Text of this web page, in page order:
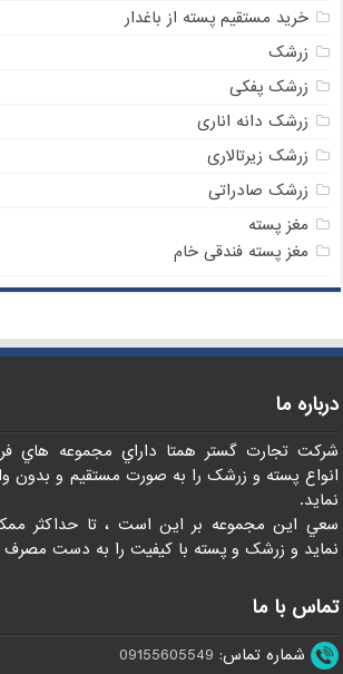
خرید مستقیم پسته از باغدار
زرشک
زرشک پفکی
زرشک دانه اناری
زرشک زیرتالاری
زرشک صادراتی
مغز پسته
مغز پسته فندقی خام
درباره ما
شرکت تجارت گستر همتا داراي مجموعه هاي
انواع پسته و زرشک را به صورت مستقيم و بدون
نمايد.
سعي اين مجموعه بر اين است ، تا حداکثر
نمايد و زرشک و پسته با کيفيت را به دست مصرف
تماس با ما
شماره تماس: 09155605549